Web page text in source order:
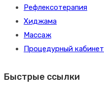
Рефлексотерапия
Хиджама
Массаж
Процедурный кабинет
Быстрые ссылки